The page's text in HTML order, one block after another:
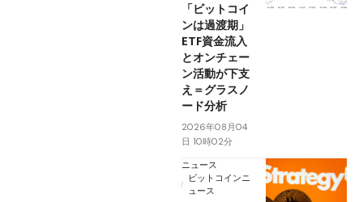
「ビットコイ
ンは過渡期」
ETF資金流入
とオンチェー
ン活動が下支
え＝グラスノ
ード分析
2026年08月04
日 10時02分
ニュース
ビットコインニ
ュース